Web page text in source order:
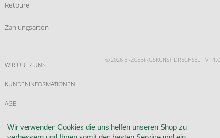
Retoure
Zahlungsarten
© 2026 ERZGEBIRGSKUNST DRECHSEL - V1.1.0
WIR ÜBER UNS
KUNDENINFORMATIONEN
AGB
WIDERRUF
Wir verwenden Cookies die uns helfen unseren Shop zu